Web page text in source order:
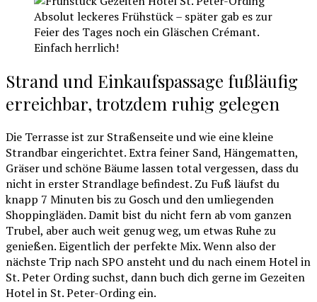
Absolut leckeres Frühstück – später gab es zur
Feier des Tages noch ein Gläschen Crémant.
Einfach herrlich!
Strand und Einkaufspassage fußläufig
erreichbar, trotzdem ruhig gelegen
Die Terrasse ist zur Straßenseite und wie eine kleine
Strandbar eingerichtet. Extra feiner Sand, Hängematten,
Gräser und schöne Bäume lassen total vergessen, dass du
nicht in erster Strandlage befindest. Zu Fuß läufst du
knapp 7 Minuten bis zu Gosch und den umliegenden
Shoppingläden. Damit bist du nicht fern ab vom ganzen
Trubel, aber auch weit genug weg, um etwas Ruhe zu
genießen. Eigentlich der perfekte Mix. Wenn also der
nächste Trip nach SPO ansteht und du nach einem Hotel in
St. Peter Ording suchst, dann buch dich gerne im Gezeiten
Hotel in St. Peter-Ording ein.